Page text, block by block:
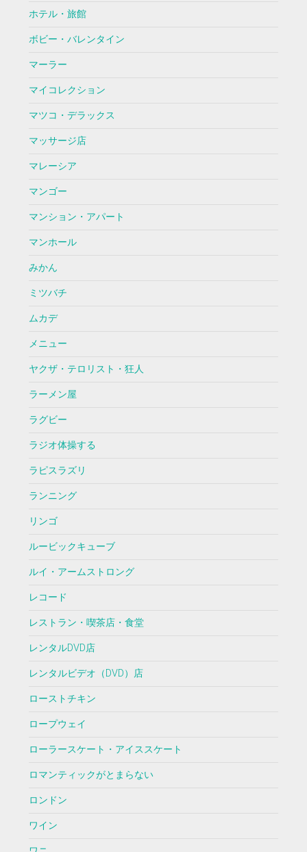
ホテル・旅館
ボビー・バレンタイン
マーラー
マイコレクション
マツコ・デラックス
マッサージ店
マレーシア
マンゴー
マンション・アパート
マンホール
みかん
ミツバチ
ムカデ
メニュー
ヤクザ・テロリスト・狂人
ラーメン屋
ラグビー
ラジオ体操する
ラピスラズリ
ランニング
リンゴ
ルービックキューブ
ルイ・アームストロング
レコード
レストラン・喫茶店・食堂
レンタルDVD店
レンタルビデオ（DVD）店
ローストチキン
ロープウェイ
ローラースケート・アイススケート
ロマンティックがとまらない
ロンドン
ワイン